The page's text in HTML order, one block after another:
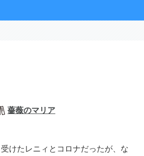
薔薇のマリア
けたレニィとコロナだったが、な